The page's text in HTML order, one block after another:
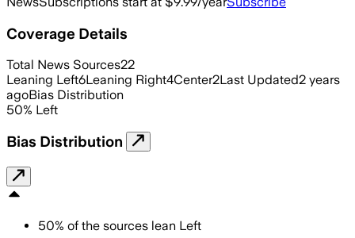
Coverage Details
Total News Sources22
Leaning Left6Leaning Right4Center2Last Updated2 years
agoBias Distribution
50% Left
Bias Distribution
50% of the sources lean Left